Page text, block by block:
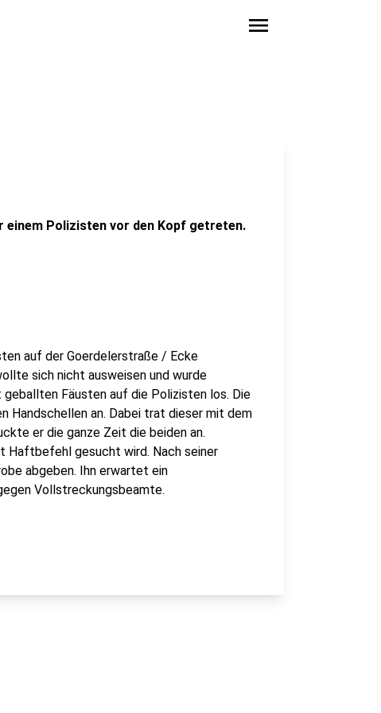
menu
einem Polizisten vor den Kopf getreten.
auf der Goerdelerstraße / Ecke
sich nicht ausweisen und wurde
geballten Fäusten auf die Polizisten los. Die
Handschellen an. Dabei trat dieser mit dem
er die ganze Zeit die beiden an.
Haftbefehl gesucht wird. Nach seiner
abgeben. Ihn erwartet ein
Vollstreckungsbeamte.